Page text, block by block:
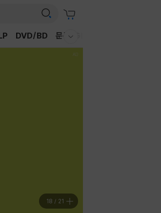
DVD/BD 문구/GIFT
18 / 21